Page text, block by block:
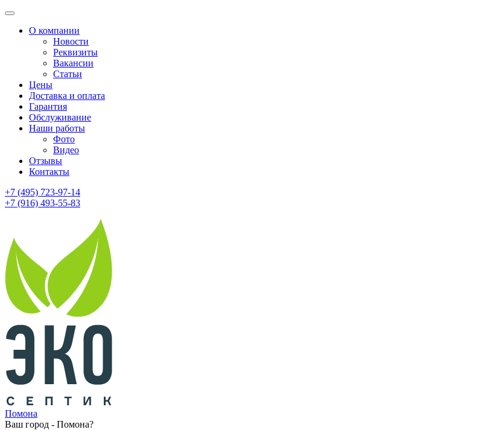
О компании
Новости
Реквизиты
Вакансии
Статьи
Цены
Доставка и оплата
Гарантия
Обслуживание
Наши работы
Фото
Видео
Отзывы
Контакты
+7 (495) 723-97-14
+7 (916) 493-55-83
Помона
Ваш город - Помона?